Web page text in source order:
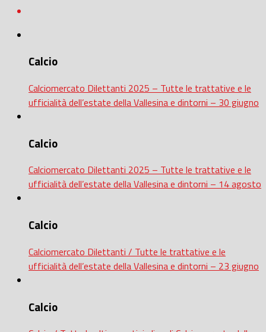
Calcio
Calciomercato Dilettanti 2025 – Tutte le trattative e le
ufficialità dell’estate della Vallesina e dintorni – 30 giugno
Calcio
Calciomercato Dilettanti 2025 – Tutte le trattative e le
ufficialità dell’estate della Vallesina e dintorni – 14 agosto
Calcio
Calciomercato Dilettanti / Tutte le trattative e le
ufficialità dell’estate della Vallesina e dintorni – 23 giugno
Calcio